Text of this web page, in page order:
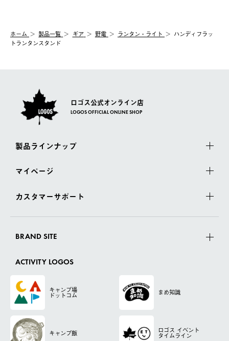
ホーム 製品⼀覧 ギア 野電 ランタン・ライト
ハンディフラッ
トランタンスタンド
ロゴス公式オンライン店
LOGOS OFFICIAL ONLINE SHOP
製品ラインナップ
マイページ
カスタマーサポート
BRAND SITE
ACTIVITY LOGOS
キャンプ場
ドットコム まめ知識
キャンプ飯 ロゴス イベント
タイムライン